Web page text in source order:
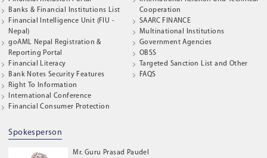
Banks & Financial Institutions List
Financial Intelligence Unit (FIU -
Nepal)
goAML Nepal Registration &
Reporting Portal
Financial Literacy
Bank Notes Security Features
Right To Information
International Conference
Financial Consumer Protection
Cooperation
SAARC FINANCE
Multinational Institutions
Government Agencies
OBSS
Targeted Sanction List and Other
FAQS
Spokesperson
Mr. Guru Prasad Paudel